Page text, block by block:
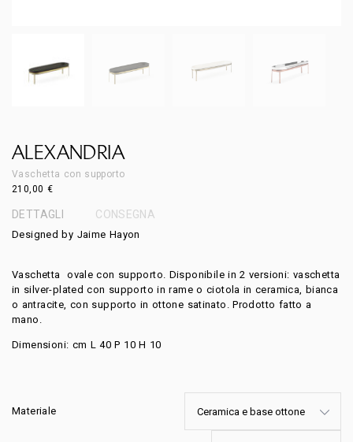
ALEXANDRIA
Vaschetta con supporto
210,00 €
DETTAGLI CONSEGNA
Designed by Jaime Hayon
Vaschetta ovale con supporto. Disponibile in 2 versioni: vaschetta
in silver-plated con supporto in rame o ciotola in ceramica, bianca
o antracite, con supporto in ottone satinato. Prodotto fatto a
mano.
Dimensioni: cm L 40 P 10 H 10
Materiale